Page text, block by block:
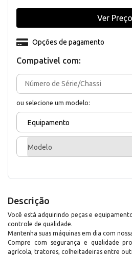
Compativel com:
ou selecione um modelo:
Equipamento
Modelo
Opções de pagamento
Ver Preço
Descrição
Você está adquirindo peças e
controle de qualidade.
Mantenha suas máquinas em dia com
Compre com segurança e qualidade
agrícola, tratores, colheitadeiras entre